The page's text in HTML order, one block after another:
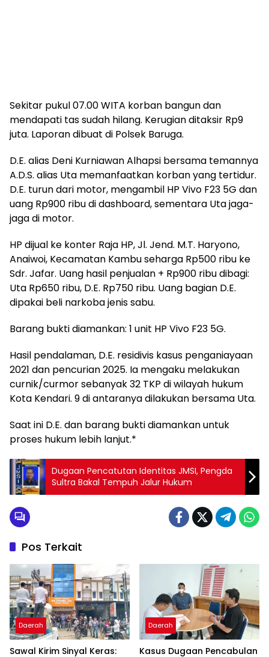
Sekitar pukul 07.00 WITA korban bangun dan
mendapati tas sudah hilang. Kerugian ditaksir Rp9
juta. Laporan dibuat di Polsek Baruga.
D.E. alias Deni Kurniawan Alhapsi bersama temannya
A.D.S. alias Uta memanfaatkan korban yang tertidur.
D.E. turun dari motor, mengambil HP Vivo F23 5G dan
uang Rp900 ribu di dashboard, sementara Uta jaga-
jaga di motor.
HP dijual ke konter Raja HP, Jl. Jend. M.T. Haryono,
Anaiwoi, Kecamatan Kambu seharga Rp500 ribu ke
Sdr. Jafar. Uang hasil penjualan + Rp900 ribu dibagi:
Uta Rp650 ribu, D.E. Rp750 ribu. Uang bagian D.E.
dipakai beli narkoba jenis sabu.
Barang bukti diamankan: 1 unit HP Vivo F23 5G.
Hasil pendalaman, D.E. residivis kasus penganiayaan
2021 dan pencurian 2025. Ia mengaku melakukan
curnik/curmor sebanyak 32 TKP di wilayah hukum
Kota Kendari. 9 di antaranya dilakukan bersama Uta.
Saat ini D.E. dan barang bukti diamankan untuk
proses hukum lebih lanjut.*
Dugaan Pencatutan Identitas JMSI, Pengda
Sultra Bakal Tempuh Jalur Hukum
Pos Terkait
Daerah
Sawal Kirim Sinyal Keras:
Daerah
Kasus Dugaan Pencabulan